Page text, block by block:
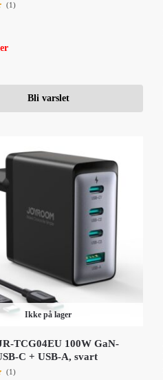
(1)
Bli varslet
Ikke på lager
TCG04EU 100W GaN-
C + USB-A, svart
(1)